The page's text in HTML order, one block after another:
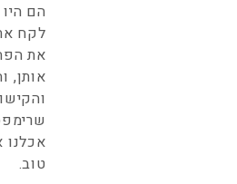
הם
לקח
את
אותן,
אכלנו
טוב.